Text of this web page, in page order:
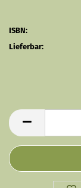
ISBN:
Lieferbar: